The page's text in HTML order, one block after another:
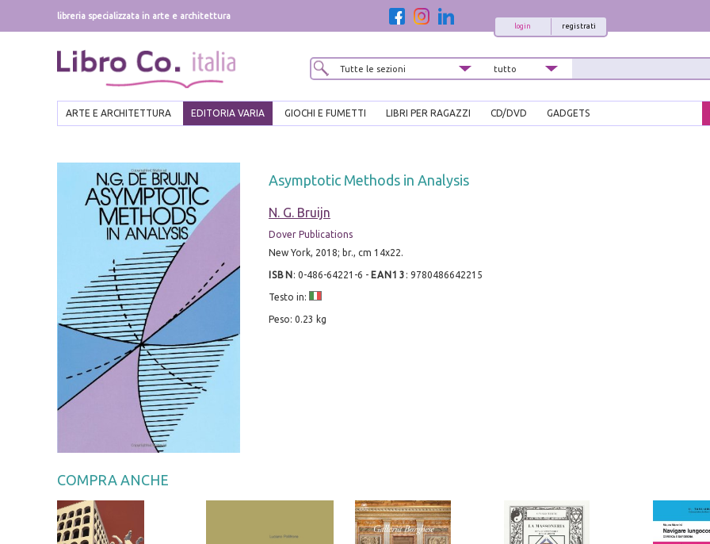
libreria specializzata in arte e architettura
registrati
login
ARTE E ARCHITETTURA EDITORIA VARIA GIOCHI E FUMETTI LIBRI PER RAGAZZI CD/DVD GADGETS
Asymptotic Methods in Analysis
N. G. Bruijn
Dover Publications
New York, 2018; br., cm 14x22.
ISBN : 0-486-64221-6 - EAN13 : 9780486642215
Testo in:
Peso: 0.23 kg
COMPRA ANCHE